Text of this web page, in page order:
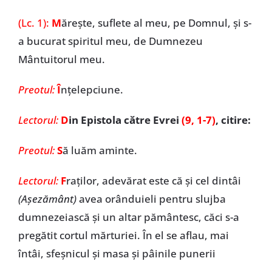
(Lc. 1): Mărește, suflete al meu, pe Domnul, și s-
a bucurat spiritul meu, de Dumnezeu
Mântuitorul meu.
Preotul:Înțelepciune.
Lectorul: Din Epistola către Evrei (9, 1-7), citire:
Preotul:Să luăm aminte.
Lectorul: Fraților, adevărat este că și cel dintâi
(Așezământ)avea orânduieli pentru slujba
dumnezeiască și un altar pământesc, căci s-a
pregătit cortul mărturiei. În el se aflau, mai
întâi, sfeșnicul și masa și pâinile punerii